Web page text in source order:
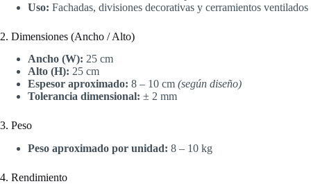
Uso: Fachadas, divisiones decorativas y cerramientos ventilados
2. Dimensiones (Ancho / Alto)
Ancho (W): 25 cm
Alto (H): 25 cm
Espesor aproximado: 8 – 10 cm (según diseño)
Tolerancia dimensional: ± 2 mm
3. Peso
Peso aproximado por unidad: 8 – 10 kg
4. Rendimiento